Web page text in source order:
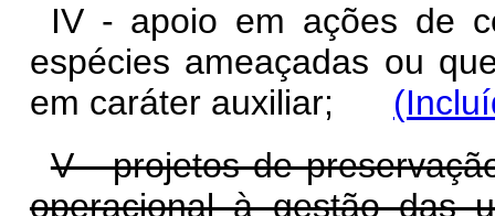
IV - apoio em ações de
espécies ameaçadas ou
em caráter auxiliar;
V - projetos de
operacional à gestão das